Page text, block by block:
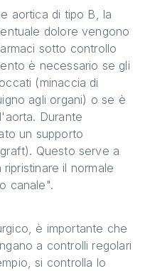
aortica di tipo B, la
dolore vengono
sotto controllo
è necessario se gli
(minaccia di
agli organi) o se è
Durante
un supporto
Questo serve a
il normale
canale".
è importante che
a controlli regolari
si controlla lo